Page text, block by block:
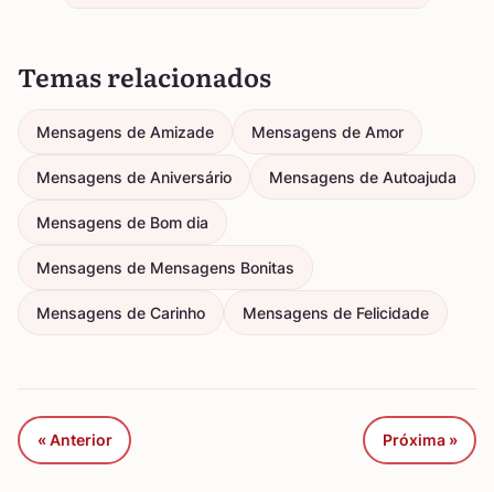
Temas relacionados
Mensagens de Amizade Mensagens de Amor
Mensagens de Aniversário Mensagens de Autoajuda
Mensagens de Bom dia
Mensagens de Mensagens Bonitas
Mensagens de Carinho Mensagens de Felicidade
« Anterior Próxima »